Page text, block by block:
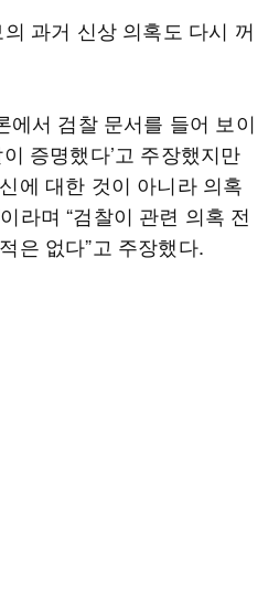
과거 신상 의혹도 다시 꺼
에서 검찰 문서를 들어 보이
증명했다’고 주장했지만
에 대한 것이 아니라 의혹
라며 “검찰이 관련 의혹 전
은 없다”고 주장했다.